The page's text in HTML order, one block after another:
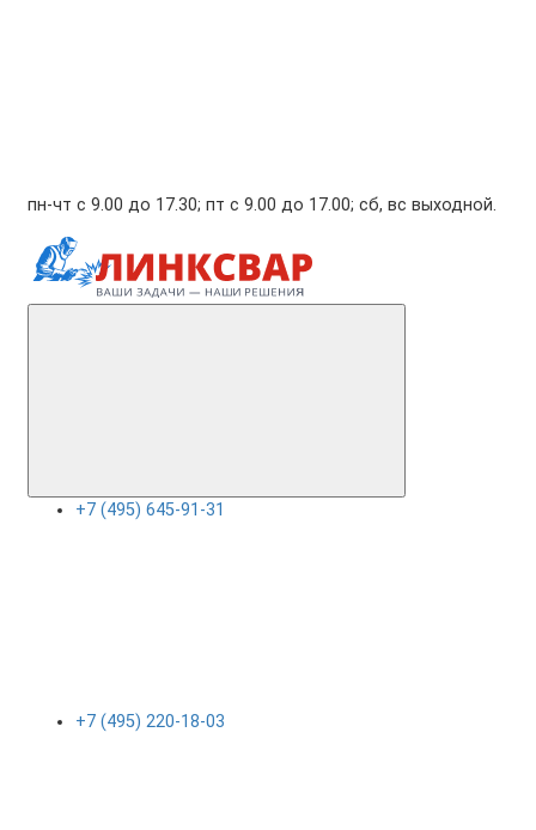
пн-чт с 9.00 до 17.30; пт с 9.00 до 17.00; сб, вс выходной.
+7 (495) 645-91-31
+7 (495) 220-18-03